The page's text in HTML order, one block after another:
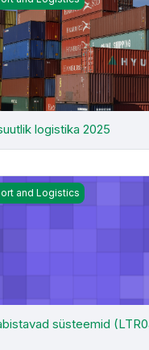
logistika 2025
süsteemid
and Logistics
süsteemid